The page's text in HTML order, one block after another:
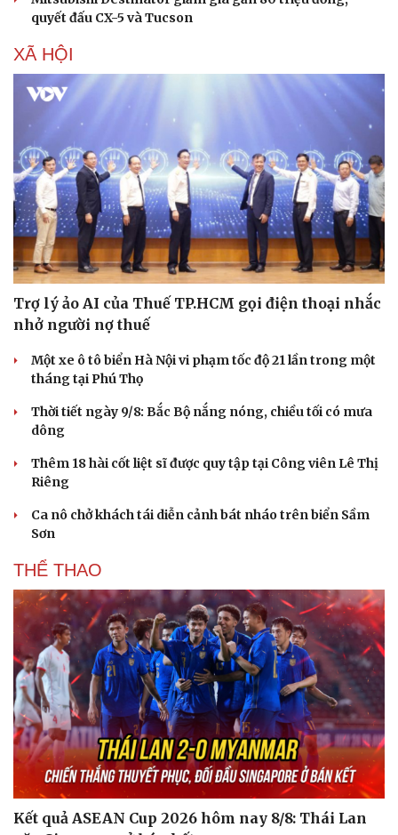
Du lịch
Săn Tour
check-in
Cửa sổ tình yêu
Kể chuyện cho bé
Hạt giống tâm hồn
quyết đấu CX-5 và Tucson
XÃ HỘI
Trợ lý ảo AI của Thuế TP.HCM gọi điện thoại nhắc
nhở người nợ thuế
Một xe ô tô biển Hà Nội vi phạm tốc độ 21 lần trong một
tháng tại Phú Thọ
Thời tiết ngày 9/8: Bắc Bộ nắng nóng, chiều tối có mưa
dông
Thêm 18 hài cốt liệt sĩ được quy tập tại Công viên Lê Thị
Riêng
Ca nô chở khách tái diễn cảnh bát nháo trên biển Sầm
Sơn
THỂ THAO
Kết quả ASEAN Cup 2026 hôm nay 8/8: Thái Lan